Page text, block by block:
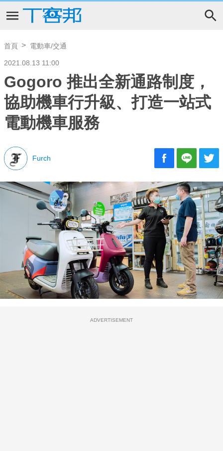
首頁 電動車/交通
2021.08.13 11:00
Gogoro 推出全新通路制度，
協助機車行升級、打造一站式
電動機車服務
Furch
ADVERTISEMENT